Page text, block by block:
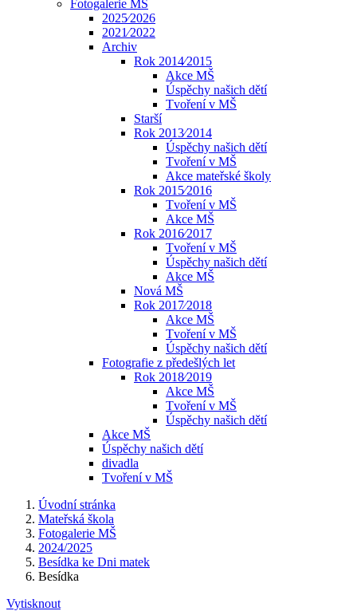
Fotogalerie MŠ
2025⁄2026
2021⁄2022
Archiv
Rok 2014⁄2015
Akce MŠ
Úspěchy našich dětí
Tvoření v MŠ
Starší
Rok 2013⁄2014
Úspěchy našich dětí
Tvoření v MŠ
Akce mateřské školy
Rok 2015⁄2016
Tvoření v MŠ
Akce MŠ
Rok 2016⁄2017
Tvoření v MŠ
Úspěchy našich dětí
Akce MŠ
Nová MŠ
Rok 2017⁄2018
Akce MŠ
Tvoření v MŠ
Úspěchy našich dětí
Fotografie z předešlých let
Rok 2018⁄2019
Akce MŠ
Tvoření v MŠ
Úspěchy našich dětí
Akce MŠ
Úspěchy našich dětí
divadla
Tvoření v MŠ
Úvodní stránka
Mateřská škola
Fotogalerie MŠ
2024/2025
Besídka ke Dni matek
Besídka
Vytisknout